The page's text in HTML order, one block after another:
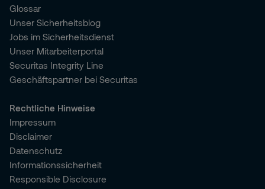
Glossar
Unser Sicherheitsblog
Jobs im Sicherheitsdienst
Unser Mitarbeiterportal
Securitas Integrity Line
Geschäftspartner bei Securitas
Rechtliche Hinweise
Impressum
Disclaimer
Datenschutz
Informationssicherheit
Responsible Disclosure